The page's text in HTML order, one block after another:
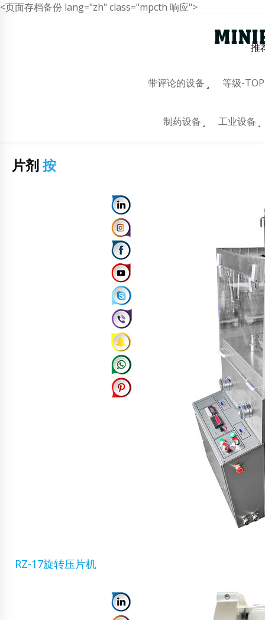
<页面存档备份 lang="zh" class="mpcth 响应">
推
带评论的设备 等级-
制药设备 工业设备
片剂按
RZ-17旋转压片机